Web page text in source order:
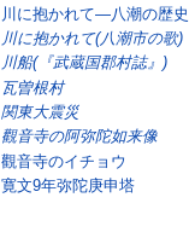
川に抱かれて―八潮の歴
川に抱かれて(八潮市の歌)
川船(『武蔵国郡村誌』)
瓦曽根村
関東大震災
觀音寺の阿弥陀如来像
觀音寺のイチョウ
寛文9年弥陀庚申塔